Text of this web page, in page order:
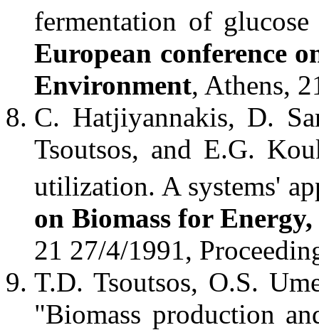
fermentation of
European conference
Environment, Athens,
C. Hatjiyannakis, D.
Tsoutsos, and E.G.
utilization. A systems'
on Biomass for
21 27/4/1991,
T.D. Tsoutsos, O.S.
"Biomass production